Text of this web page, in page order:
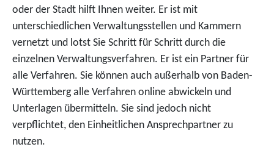
oder der Stadt hilft Ihnen weiter. Er ist mit
unterschiedlichen Verwaltungsstellen und Kammern
vernetzt und lotst Sie Schritt für Schritt durch die
einzelnen Verwaltungsverfahren. Er ist ein Partner für
alle Verfahren. Sie können auch außerhalb von Baden-
Württemberg alle Verfahren online abwickeln und
Unterlagen übermitteln. Sie sind jedoch nicht
verpflichtet, den Einheitlichen Ansprechpartner zu
nutzen.